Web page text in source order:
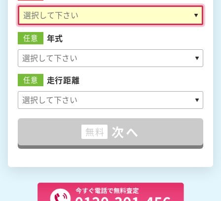
任意 年式
任意 走行距離
無料 次へ